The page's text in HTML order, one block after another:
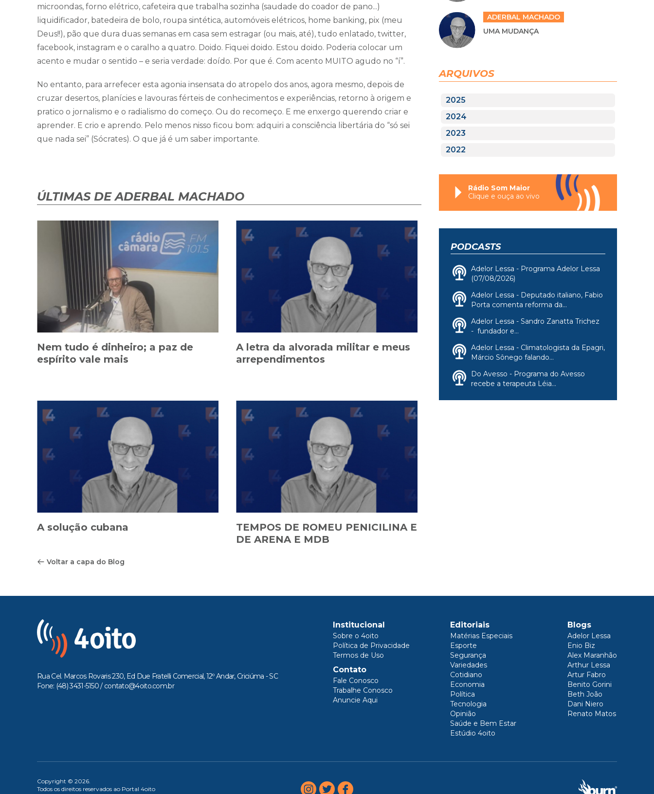
microondas, forno elétrico, cafeteira que trabalha sozinha (saudade do coador de pano...)
liquidificador, batedeira de bolo, roupa sintética, automóveis elétricos, home banking, pix (meu
Deus!!), pão que dura duas semanas em casa sem estragar (ou mais, até), tudo enlatado, twitter,
facebook, instagram e o caralho a quatro. Doido. Fiquei doido. Estou doido. Poderia colocar um
acento e mudar o sentido – e seria verdade: doído. Por que é. Com acento MUITO agudo no “í”.
No entanto, para arrefecer esta agonia insensata do atropelo dos anos, agora mesmo, depois de
cruzar desertos, planícies e lavouras férteis de conhecimentos e experiências, retorno à origem e
pratico o jornalismo e o radialismo do começo. Ou do recomeço. E me enxergo querendo criar e
aprender. E crio e aprendo. Pelo menos nisso ficou bom: adquiri a consciência libertária do “só sei
que nada sei” (Sócrates). O que já é um saber importante.
ÚLTIMAS DE ADERBAL MACHADO
Nem tudo é dinheiro; a paz de
espírito vale mais
A letra da alvorada militar e meus
arrependimentos
A solução cubana
TEMPOS DE ROMEU PENICILINA E
DE ARENA E MDB
Voltar a capa do Blog
ADERBAL MACHADO
UMA MUDANÇA
ARQUIVOS
2025
2024
2023
2022
Rádio Som Maior
Clique e ouça ao vivo
PODCASTS
Adelor Lessa - Programa Adelor Lessa
(07/08/2026)
Adelor Lessa - Deputado italiano, Fabio
Porta comenta reforma da...
Adelor Lessa - Sandro Zanatta Trichez
- fundador e...
Adelor Lessa - Climatologista da Epagri,
Márcio Sônego falando...
Do Avesso - Programa do Avesso
recebe a terapeuta Léia...
Rua Cel. Marcos Rovaris 230, Ed Due Fratelli Comercial, 12º Andar, Criciúma - SC
Fone: (48) 3431-5150 / contato@4oito.com.br
Institucional
Sobre o 4oito
Política de Privacidade
Termos de Uso
Contato
Fale Conosco
Trabalhe Conosco
Anuncie Aqui
Editoriais
Matérias Especiais
Esporte
Segurança
Variedades
Cotidiano
Economia
Política
Tecnologia
Opinião
Saúde e Bem Estar
Estúdio 4oito
Blogs
Adelor Lessa
Enio Biz
Alex Maranhão
Arthur Lessa
Artur Fabro
Benito Gorini
Beth João
Dani Niero
Renato Matos
Copyright © 2026.
Todos os direitos reservados ao Portal 4oito